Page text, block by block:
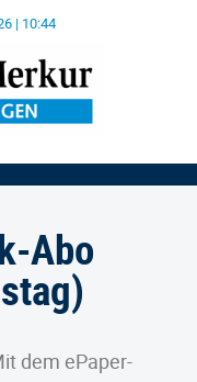
| 10:44
Abo
dem ePaper-